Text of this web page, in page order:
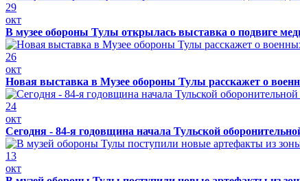
29
окт
В музее обороны Тулы открылась выставка о подвиге
26
окт
Новая выставка в Музее обороны Тулы расскажет о
24
окт
Сегодня - 84-я годовщина начала Тульской
13
окт